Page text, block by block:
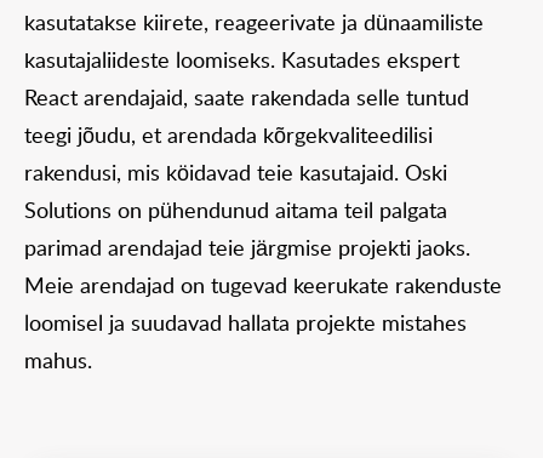
kasutatakse kiirete, reageerivate ja dünaamiliste
kasutajaliideste loomiseks. Kasutades ekspert
React arendajaid, saate rakendada selle tuntud
teegi jõudu, et arendada kõrgekvaliteedilisi
rakendusi, mis köidavad teie kasutajaid. Oski
Solutions on pühendunud aitama teil palgata
parimad arendajad teie järgmise projekti jaoks.
Meie arendajad on tugevad keerukate rakenduste
loomisel ja suudavad hallata projekte mistahes
mahus.